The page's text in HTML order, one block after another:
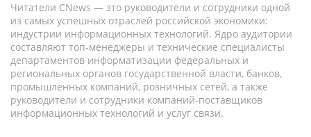
Читатели CNews — это руководители и сотрудники одной
из самых успешных отраслей российской экономики:
индустрии информационных технологий. Ядро аудитории
составляют топ-менеджеры и технические специалисты
департаментов информатизации федеральных и
региональных органов государственной власти, банков,
промышленных компаний, розничных сетей, а также
руководители и сотрудники компаний-поставщиков
информационных технологий и услуг связи.